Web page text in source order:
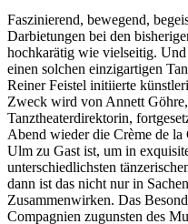
Faszinierend, bewegend,
Darbietungen bei den
hochkarätig wie vielseitig.
einen solchen einzigartigen
Reiner Feistel initiierte
Zweck wird von Annett
Tanztheaterdirektorin,
Abend wieder die Crème de la
Ulm zu Gast ist, um in
unterschiedlichsten
dann ist das nicht nur in
Zusammenwirken. Das
Compagnien zugunsten des